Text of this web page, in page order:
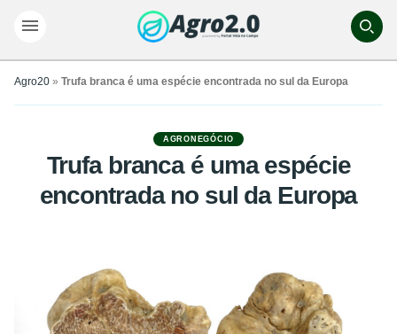
Agro20 » Trufa branca é uma espécie encontrada no sul da Europa
AGRONEGÓCIO
Trufa branca é uma espécie
encontrada no sul da Europa